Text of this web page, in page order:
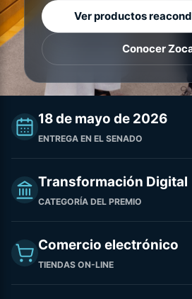
Ver productos
Conocer
18 de mayo de 2026
ENTREGA EN EL SENADO
Transformación Digital
CATEGORÍA DEL PREMIO
Comercio electrónico
TIENDAS ON-LINE